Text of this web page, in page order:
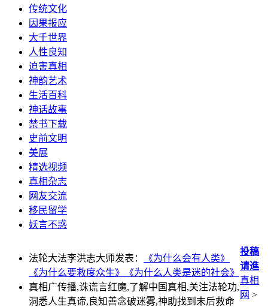
传统文化
因果报应
大千世界
人性良知
迫害真相
神韵艺术
生活百科
神话故事
禁书下载
史前文明
美展
精选视频
真相杂志
网友交流
移民留学
妖言不惑
法轮大法李洪志大师发表：
《为什么会有人类》
《为什么要救度众生》
《为什么人类是迷的社会》
真相广传播,诛谎言红魔,了解中国真相,关注法轮功,
洞悉人生真谛,良知善念破迷雾,神助找到末后救命
投稿
请進
真相
网 >